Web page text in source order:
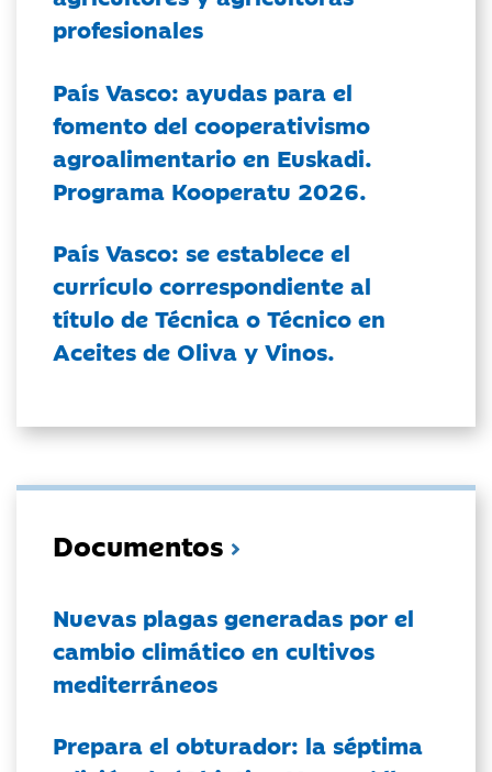
profesionales
País Vasco: ayudas para el
fomento del cooperativismo
agroalimentario en Euskadi.
Programa Kooperatu 2026.
País Vasco: se establece el
currículo correspondiente al
título de Técnica o Técnico en
Aceites de Oliva y Vinos.
Documentos
Nuevas plagas generadas por el
cambio climático en cultivos
mediterráneos
Prepara el obturador: la séptima